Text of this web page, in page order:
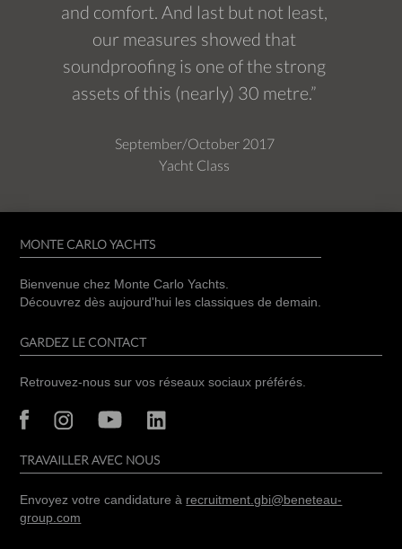
and comfort. And last but not least,
our measures showed that
soundproofing is one of the strong
assets of this (nearly) 30 metre.”
September/October 2017
Yacht Class
MONTE CARLO YACHTS
Bienvenue chez Monte Carlo Yachts.
Découvrez dès aujourd'hui les classiques de demain.
GARDEZ LE CONTACT
Retrouvez-nous sur vos réseaux sociaux préférés.
TRAVAILLER AVEC NOUS
Envoyez votre candidature à recruitment.gbi@beneteau-
group.com